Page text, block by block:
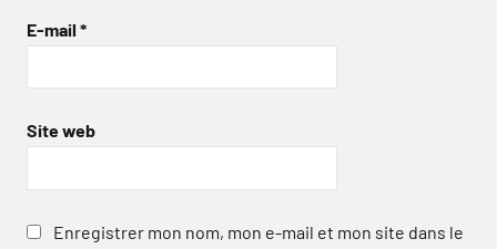
E-mail *
Site web
Enregistrer mon nom, mon e-mail et mon site dans le